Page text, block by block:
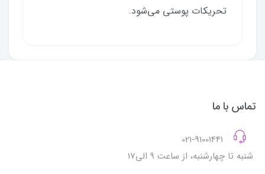
تحریکات پوستی می‌شود.
تماس با ما
شنبه تا چهارشنبه، از ساعت 9 الی17